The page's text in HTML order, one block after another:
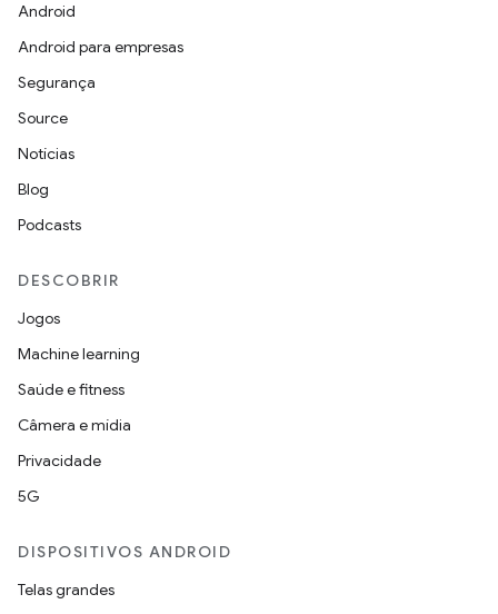
Android
Android para empresas
Segurança
Source
Notícias
Blog
Podcasts
DESCOBRIR
Jogos
Machine learning
Saúde e fitness
Câmera e mídia
Privacidade
5G
DISPOSITIVOS ANDROID
Telas grandes